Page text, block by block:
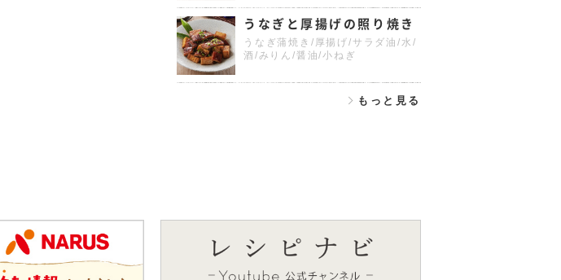
うなぎと厚揚げの照り焼き
うなぎ蒲焼き/厚揚げ/サラダ油/水/
酒/みりん/醤油/小ねぎ
もっと見る